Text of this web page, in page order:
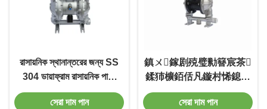
রাসায়নিক স্থানান্তরের জন্য SS
304 ডায়াফ্রাম রাসায়নিক পাম্প
ডায়াফ্রাম পাম্প
সেরা দাম পান
鎮ㄨ鎵剧殑璧勬簮宸茶
鍒犻櫎銆佸凡鏇村悕鎴栨
殏鏃朵笉鍙敤銆
সেরা দাম পান